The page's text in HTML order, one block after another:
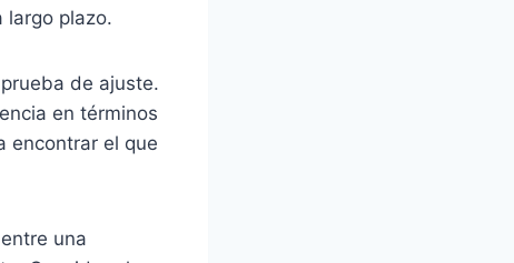
largo plazo.
de ajuste.
en términos
encontrar el que
una